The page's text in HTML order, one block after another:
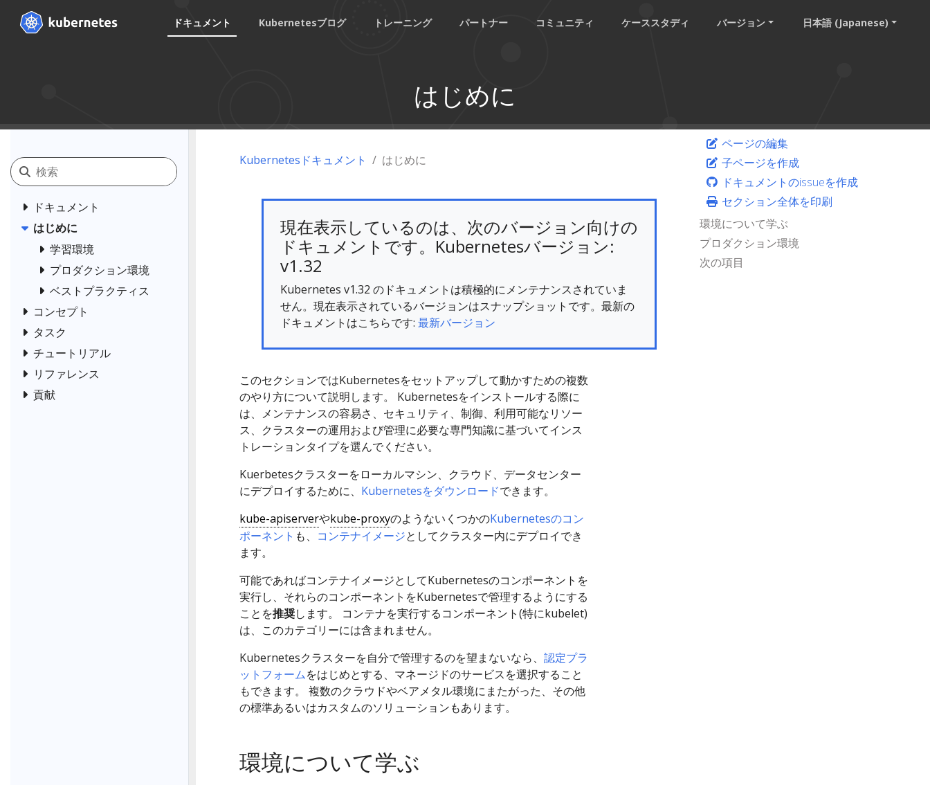
ドキュメント Kubernetesブログ トレーニング パートナー コミュニティ ケーススタディ バージョン 日本語 (Japanese)
はじめに
ドキュメント
はじめに
学習環境
プロダクション環境
ベストプラクティス
コンセプト
タスク
チュートリアル
リファレンス
貢献
Kubernetesドキュメント はじめに
現在表示しているのは、次のバージョン向けの
ドキュメントです。Kubernetesバージョン:
v1.32
Kubernetes v1.32 のドキュメントは積極的にメンテナンスされていま
せん。現在表示されているバージョンはスナップショットです。最新の
ドキュメントはこちらです: 最新バージョン
このセクションではKubernetesをセットアップして動かすための複数
のやり方について説明します。 Kubernetesをインストールする際に
は、メンテナンスの容易さ、セキュリティ、制御、利用可能なリソー
ス、クラスターの運用および管理に必要な専門知識に基づいてインス
トレーションタイプを選んでください。
Kuerbetesクラスターをローカルマシン、クラウド、データセンター
にデプロイするために、 Kubernetesをダウンロードできます。
kube-apiserverやkube-proxyのようないくつかのKubernetesのコン
ポーネント も、 コンテナイメージとしてクラスター内にデプロイでき
ます。
可能であればコンテナイメージとしてKubernetesのコンポーネントを
実行し、それらのコンポーネントをKubernetesで管理するようにする
ことを推奨します。 コンテナを実行するコンポーネント(特にkubelet)
は、このカテゴリーには含まれません。
Kubernetesクラスターを自分で管理するのを望まないなら、 認定プラ
ットフォームをはじめとする、マネージドのサービスを選択すること
もできます。 複数のクラウドやベアメタル環境にまたがった、その他
の標準あるいはカスタムのソリューションもあります。
環境について学ぶ
ページの編集
子ページを作成
ドキュメントのissueを作成
セクション全体を印刷
環境について学ぶ
プロダクション環境
次の項目